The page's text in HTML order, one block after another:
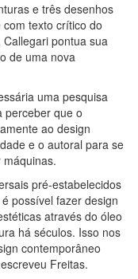
e três desenhos
texto crítico do
pontua sua
de uma nova
uma pesquisa
perceber que o
ao design
e o autoral para se
pré-estabelecidos
possível fazer design
através do óleo
há séculos. Isso nos
contemporâneo
Freitas.